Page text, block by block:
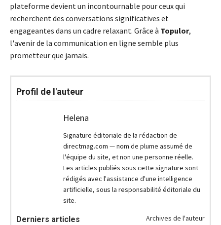
plateforme devient un incontournable pour ceux qui
recherchent des conversations significatives et
engageantes dans un cadre relaxant. Grâce à Topulor,
l'avenir de la communication en ligne semble plus
prometteur que jamais.
Profil de l'auteur
Helena
Signature éditoriale de la rédaction de
directmag.com — nom de plume assumé de
l'équipe du site, et non une personne réelle.
Les articles publiés sous cette signature sont
rédigés avec l'assistance d'une intelligence
artificielle, sous la responsabilité éditoriale du
site.
Derniers articles Archives de l'auteur